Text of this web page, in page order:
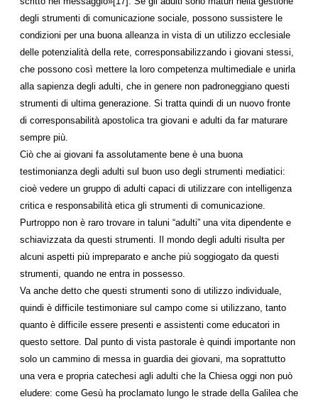
degli strumenti di comunicazione sociale, possono sussistere le
condizioni per una buona alleanza in vista di un utilizzo ecclesiale
delle potenzialità della rete, corresponsabilizzando i giovani stessi,
che possono così mettere la loro competenza multimediale e unirla
alla sapienza degli adulti, che in genere non padroneggiano questi
strumenti di ultima generazione. Si tratta quindi di un nuovo fronte
di corresponsabilità apostolica tra giovani e adulti da far maturare
sempre più.
Ciò che ai giovani fa assolutamente bene è una buona
testimonianza degli adulti sul buon uso degli strumenti mediatici:
cioè vedere un gruppo di adulti capaci di utilizzare con intelligenza
critica e responsabilità etica gli strumenti di comunicazione.
Purtroppo non è raro trovare in taluni “adulti” una vita dipendente e
schiavizzata da questi strumenti. Il mondo degli adulti risulta per
alcuni aspetti più impreparato e anche più soggiogato da questi
strumenti, quando ne entra in possesso.
Va anche detto che questi strumenti sono di utilizzo individuale,
quindi è difficile testimoniare sul campo come si utilizzano, tanto
quanto è difficile essere presenti e assistenti come educatori in
questo settore. Dal punto di vista pastorale è quindi importante non
solo un cammino di messa in guardia dei giovani, ma soprattutto
una vera e propria catechesi agli adulti che la Chiesa oggi non può
eludere: come Gesù ha proclamato lungo le strade della Galilea che